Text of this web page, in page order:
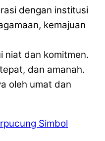
dengan institusi
kemajuan
niat dan komitmen.
dan amanah.
oleh umat dan
Simbol